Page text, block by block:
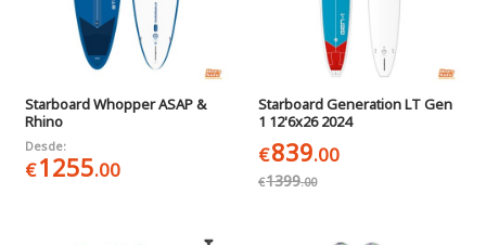
Starboard Whopper ASAP &
Rhino
Desde:
€1255.00
Starboard Generation LT Gen
1 12'6x26 2024
€839.00
€1399.00